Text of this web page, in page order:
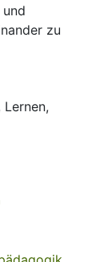
zu
Lernen,